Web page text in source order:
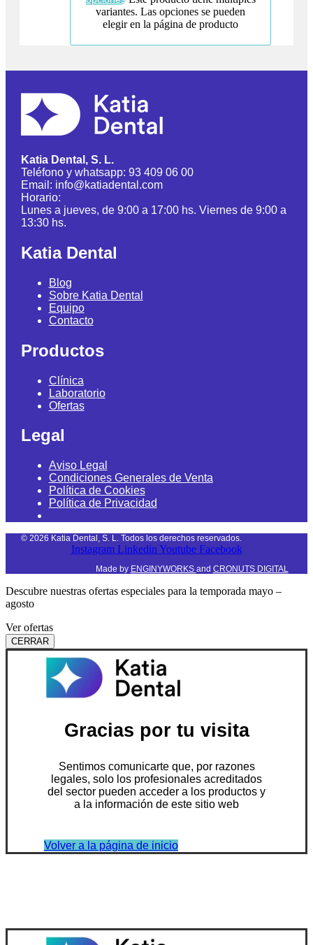
variantes. Las opciones se pueden
elegir en la página de producto
Katia Dental, S. L.
Teléfono y whatsapp: 93 409 06 00
Email: info@katiadental.com
Horario:
Lunes a jueves, de 9:00 a 17:00 hs. Viernes de 9:00 a
13:30 hs.
Katia Dental
Blog
Sobre Katia Dental
Equipo
Contacto
Productos
Clínica
Laboratorio
Ofertas
Legal
Aviso Legal
Condiciones Generales de Venta
Política de Cookies
Política de Privacidad
© 2026 Katia Dental, S. L. Todos los derechos reservados.
Instagram Linkedin Youtube Facebook
Made by ENGINYWORKS and CRONUTS DIGITAL
Descubre nuestras ofertas especiales para la temporada mayo –
agosto
Ver ofertas
CERRAR
Gracias por tu visita
Sentimos comunicarte que, por razones
legales, solo los profesionales acreditados
del sector pueden acceder a los productos y
a la información de este sitio web
Volver a la página de inicio